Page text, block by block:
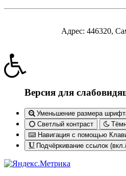
Адрес: 446320,
Версия для
Уменьшение размера
Светлый контраст
Навигация с помощью
Подчёркивание ссылок